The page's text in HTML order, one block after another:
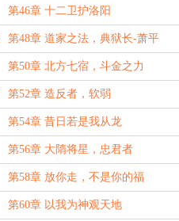
第46章 十二卫护洛阳
第48章 道家之法，典狱长-萧平
第50章 北方七宿，斗金之力
第52章 造反者，软弱
第54章 昔日若是我从龙
第56章 大隋将星，忠君者
第58章 放你走，不是你的福
第60章 以我为神观天地